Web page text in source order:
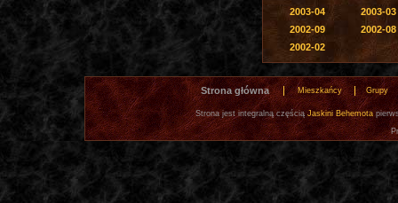
2003-04
2003-03
2002-09
2002-08
2002-02
Strona główna Mieszkańcy Grupy
Strona jest integralną częścią Jaskini Behemota